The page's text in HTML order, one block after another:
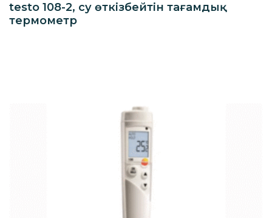
testo 108-2, су өткізбейтін тағамдық
термометр